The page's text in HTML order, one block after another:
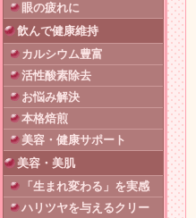
眼の疲れに
飲んで健康維持
カルシウム豊富
活性酸素除去
お悩み解決
本格焙煎
美容・健康サポート
美容・美肌
「生まれ変わる」を実感
ハリツヤを与えるクリー